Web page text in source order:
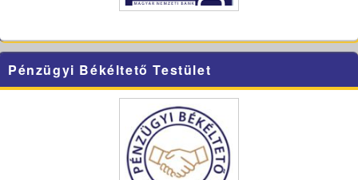
Pénzügyi Békéltető Testület